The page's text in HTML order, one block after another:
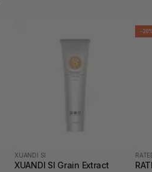
XUANDI SI
XUANDI SI Grain Extract
-